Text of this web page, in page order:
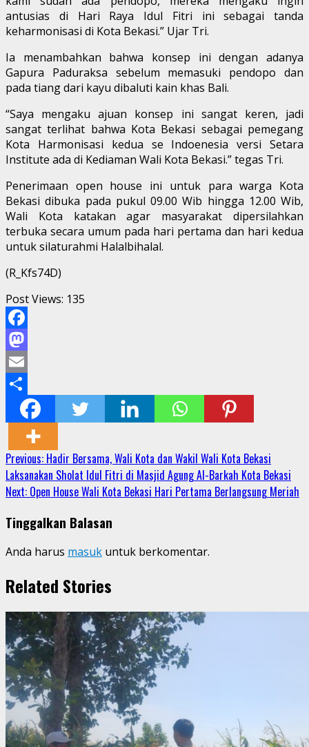
antusias di Hari Raya Idul Fitri ini sebagai tanda
keharmonisasi di Kota Bekasi.” Ujar Tri.
Ia menambahkan bahwa konsep ini dengan adanya
Gapura Paduraksa sebelum memasuki pendopo dan
pada tiang dari kayu dibaluti kain khas Bali.
“Saya mengaku ajuan konsep ini sangat keren, jadi
sangat terlihat bahwa Kota Bekasi sebagai pemegang
Kota Harmonisasi kedua se Indoenesia versi Setara
Institute ada di Kediaman Wali Kota Bekasi.” tegas Tri.
Penerimaan open house ini untuk para warga Kota
Bekasi dibuka pada pukul 09.00 Wib hingga 12.00 Wib,
Wali Kota katakan agar masyarakat dipersilahkan
terbuka secara umum pada hari pertama dan hari kedua
untuk silaturahmi Halalbihalal.
(R_Kfs74D)
Post Views: 135
Facebook
Mastodon
Email
Share
Continue
Reading
Previous: Hadir Bersama, Wali Kota dan Wakil Wali Kota Bekasi
Laksanakan Sholat Idul Fitri di Masjid Agung Al-Barkah Kota Bekasi
Next: Open House Wali Kota Bekasi Hari Pertama Berlangsung Meriah
Tinggalkan Balasan
Anda harus masuk untuk berkomentar.
Related Stories